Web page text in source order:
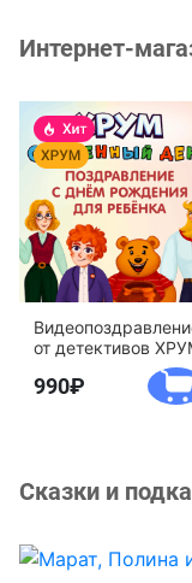
Интернет-
от детективов
990
Сказки и